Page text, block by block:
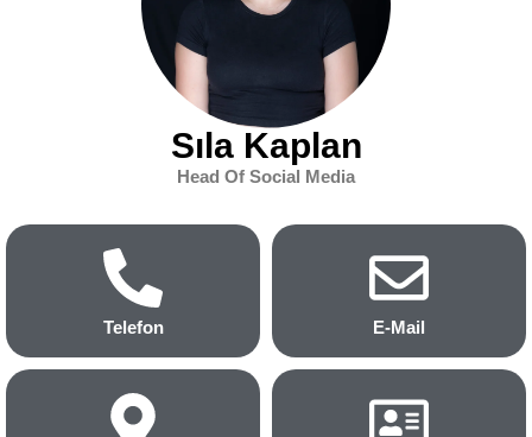
Sıla Kaplan
Head Of Social Media
Telefon E-Mail